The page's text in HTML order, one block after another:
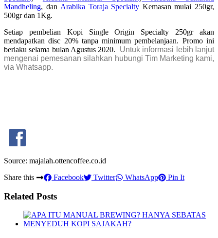
Mandheling, dan Arabika Toraja Specialty Kemasan mulai 250gr,
500gr dan 1Kg.
Setiap pembelian Kopi Single Origin Specialty 250gr akan
mendapatkan disc 20% tanpa minimum pembelanjaan. Promo ini
berlaku selama bulan Agustus 2020. Untuk informasi lebih lanjut
mengenai pemesanan silahkan hubungi Tim Marketing kami,
via Whatsapp.
Source: majalah.ottencoffee.co.id
Share this
Facebook Twitter WhatsApp Pin It
Related Posts